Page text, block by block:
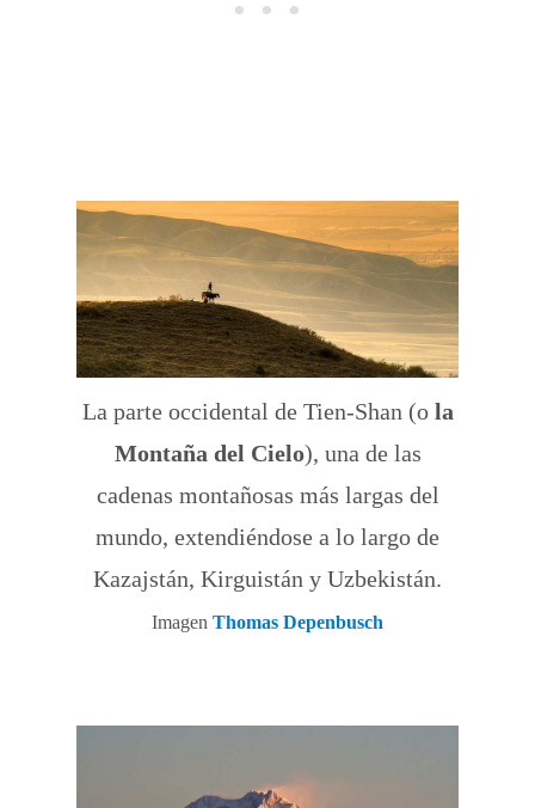
La parte occidental de Tien-Shan (o la
Montaña del Cielo), una de las
cadenas montañosas más largas del
mundo, extendiéndose a lo largo de
Kazajstán, Kirguistán y Uzbekistán.
Imagen Thomas Depenbusch